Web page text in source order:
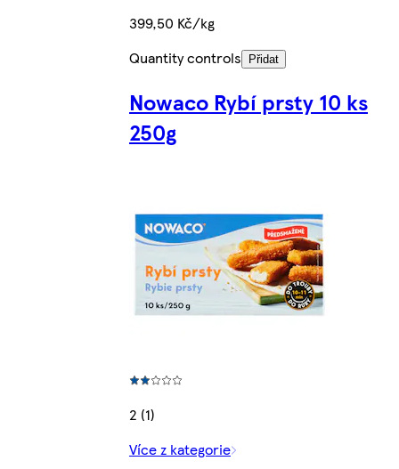
399,50 Kč/kg
Quantity controls
Přidat
Nowaco Rybí prsty 10 ks
250g
2 (1)
Více z kategorie